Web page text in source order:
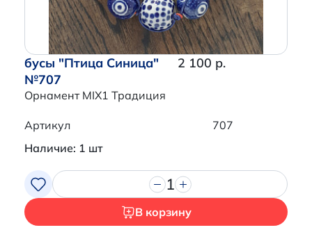
бусы "Птица Синица"
№707
Орнамент MIX1 Традиция
2 100 р.
Артикул
707
Наличие: 1 шт
1
В корзину